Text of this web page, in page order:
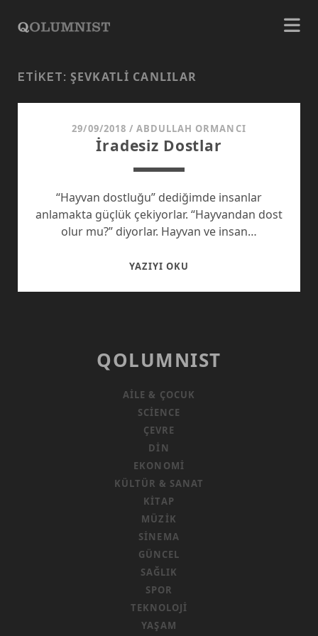
ETIKET: ŞEVKATLI CANLILAR
29/09/2018 / ABDULLAH ORMANCI
İradesiz Dostlar
“Hayvan dostluğu” dediğimde insanlar
anlamakta güçlük çekiyorlar. “Hayvandan dost
olur mu?” diyorlar. Hayvan ve insan…
YAZIYI OKU
QOLUMNIST
AILE & ÇOCUK
SCIENCE
ÇEVRE
DIN
EKONOMI
KÜLTÜR & SANAT
KITAP
MÜZIK
SINEMA
GÜNCEL
SAĞLIK
SPOR
TEKNOLOJI
YAŞAM